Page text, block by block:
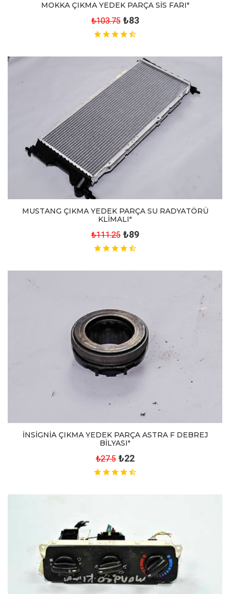
MOKKA ÇIKMA YEDEK PARÇA SİS FARI"
₺103.75 ₺83
MUSTANG ÇIKMA YEDEK PARÇA SU RADYATÖRÜ
KLİMALI"
₺111.25 ₺89
İNSİGNİA ÇIKMA YEDEK PARÇA ASTRA F DEBREJ
BİLYASI"
₺27.5 ₺22